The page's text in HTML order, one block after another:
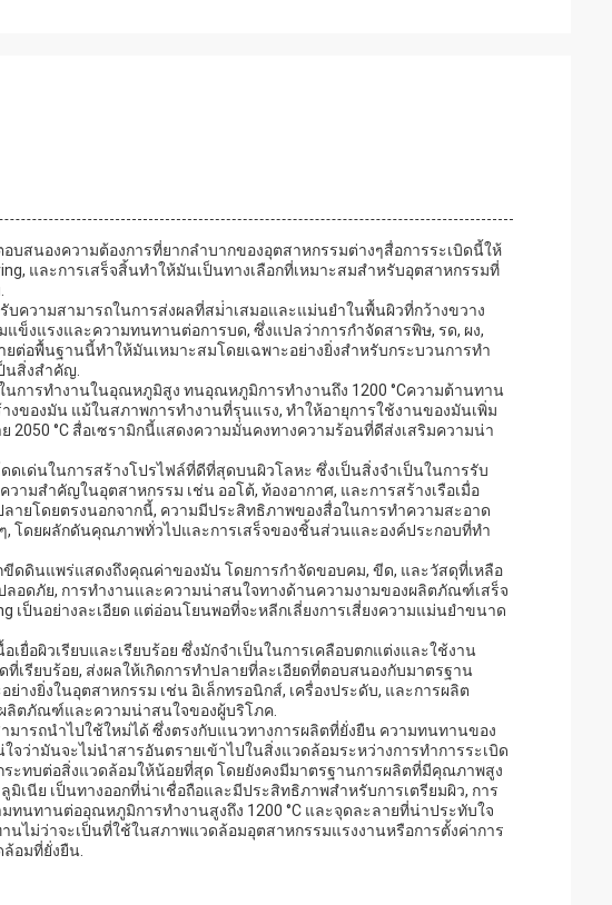
สนองความต้องการที่ยากลําบากของอุตสาหกรรมต่างๆสื่อการระเบิดนี้ให้
และการเสร็จสิ้นทําให้มันเป็นทางเลือกที่เหมาะสมสําหรับอุตสาหกรรมที่
บความสามารถในการส่งผลที่สม่ําเสมอและแม่นยําในพื้นผิวที่กว้างขวาง
ข็งแรงและความทนทานต่อการบด, ซึ่งแปลว่าการกําจัดสารพิษ, รด, ผง,
ต่อพื้นฐานนี้ทําให้มันเหมาะสมโดยเฉพาะอย่างยิ่งสําหรับกระบวนการทํา
นสิ่งสําคัญ.
การทํางานในอุณหภูมิสูง ทนอุณหภูมิการทํางานถึง 1200 °Cความต้านทาน
ของมัน แม้ในสภาพการทํางานที่รุนแรง, ทําให้อายุการใช้งานของมันเพิ่ม
°C สื่อเซรามิกนี้แสดงความมั่นคงทางความร้อนที่ดีส่งเสริมความน่า
ดเด่นในการสร้างโปรไฟล์ที่ดีที่สุดบนผิวโลหะ ซึ่งเป็นสิ่งจําเป็นในการรับ
มสําคัญในอุตสาหกรรม เช่น ออโต้, ท้องอากาศ, และการสร้างเรือเมื่อ
โดยตรงนอกจากนี้, ความมีประสิทธิภาพของสื่อในการทําความสะอาด
โดยผลักดันคุณภาพทั่วไปและการเสร็จของชิ้นส่วนและองค์ประกอบที่ทํา
ดดินแพร่แสดงถึงคุณค่าของมัน โดยการกําจัดขอบคม, ขีด, และวัสดุที่เหลือ
อดภัย, การทํางานและความน่าสนใจทางด้านความงามของผลิตภัณฑ์เสร็จ
ป็นอย่างละเอียด แต่อ่อนโยนพอที่จะหลีกเลี่ยงการเสี่ยงความแม่นยําขนาด
เยื่อผิวเรียบและเรียบร้อย ซึ่งมักจําเป็นในการเคลือบตกแต่งและใช้งาน
รียบร้อย, ส่งผลให้เกิดการทําปลายที่ละเอียดที่ตอบสนองกับมาตรฐาน
งยิ่งในอุตสาหกรรม เช่น อิเล็กทรอนิกส์, เครื่องประดับ, และการผลิต
ลิตภัณฑ์และความน่าสนใจของผู้บริโภค.
ารถนําไปใช้ใหม่ได้ ซึ่งตรงกับแนวทางการผลิตที่ยั่งยืน ความทนทานของ
ามันจะไม่นําสารอันตรายเข้าไปในสิ่งแวดล้อมระหว่างการทําการระเบิด
ะทบต่อสิ่งแวดล้อมให้น้อยที่สุด โดยยังคงมีมาตรฐานการผลิตที่มีคุณภาพสูง
เนีย เป็นทางออกที่น่าเชื่อถือและมีประสิทธิภาพสําหรับการเตรียมผิว, การ
ทนทานต่ออุณหภูมิการทํางานสูงถึง 1200 °C และจุดละลายที่น่าประทับใจ
นไม่ว่าจะเป็นที่ใช้ในสภาพแวดล้อมอุตสาหกรรมแรงงานหรือการตั้งค่าการ
อมที่ยั่งยืน.